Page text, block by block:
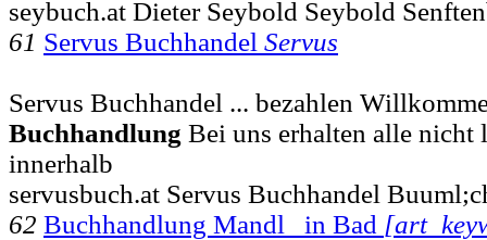
seybuch.at Dieter Seybold Seybold
61 Servus Buchhandel Servus
Servus Buchhandel ... bezahlen
Buchhandlung Bei uns erhalten alle nicht
innerhalb
servusbuch.at Servus Buchhandel
62 Buchhandlung Mandl in Bad